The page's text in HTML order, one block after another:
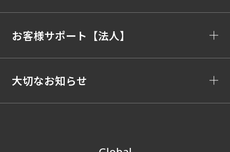
お客様サポート【法人】
大切なお知らせ